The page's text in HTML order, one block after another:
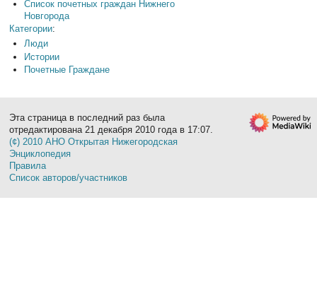
Список почетных граждан Нижнего
Новгорода
Категории:
Люди
Истории
Почетные Граждане
Эта страница в последний раз была
отредактирована 21 декабря 2010 года в 17:07.
(¢) 2010 АНО Открытая Нижегородская
Энциклопедия
Правила
Список авторов/участников